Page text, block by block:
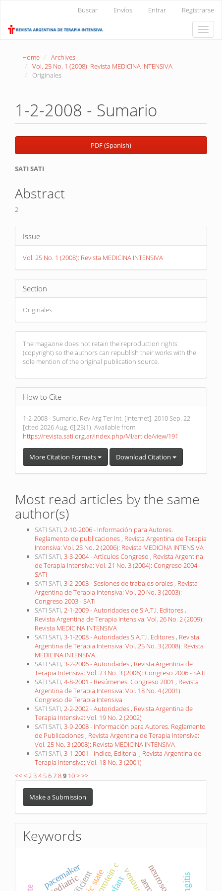
Content
Buscar Envíos Entrar Registrarse
Toggle
Home
Archives
Vol. 25 No. 1 (2008): Revista MEDICINA INTENSIVA
Originales
1-2-2008 - Sumario
Article
Sidebar
PDF (Spanish)
Main
Article
Content
SATI SATI
Abstract
2
Article
Details
Issue
Vol. 25 No. 1 (2008): Revista MEDICINA INTENSIVA
Section
Originales
The magazine does not retain the reproduction rights
(copyright) so the authors can republish their works with the
sole mention of the original publication source.
How to Cite
1-2-2008 - Sumario. Rev Arg Ter Int. [Internet]. 2010 Sep. 22
[cited 2026 Aug. 6];25(1). Available from:
https://revista.sati.org.ar/index.php/MI/article/view/191
More Citation Formats Download Citation
Most read articles by the same
author(s)
SATI SATI, 2-10-2006 - Información para Autores.
Reglamento de publicaciones , Revista Argentina de Terapia
Intensiva: Vol. 23 No. 2 (2006): Revista MEDICINA INTENSIVA
SATI SATI, 3-3-2004 - Artículos Congreso , Revista Argentina
de Terapia Intensiva: Vol. 21 No. 3 (2004): Congreso 2004 -
SATI
SATI SATI, 3-2-2003 - Sesiones de trabajos orales , Revista
Argentina de Terapia Intensiva: Vol. 20 No. 3 (2003):
Congreso 2003 - SATI
SATI SATI, 2-1-2009 - Autoridades de S.A.T.I. Editores ,
Revista Argentina de Terapia Intensiva: Vol. 26 No. 2 (2009):
Revista MEDICINA INTENSIVA
SATI SATI, 3-1-2008 - Autoridades S.A.T.I. Editores , Revista
Argentina de Terapia Intensiva: Vol. 25 No. 3 (2008): Revista
MEDICINA INTENSIVA
SATI SATI, 3-2-2006 - Autoridades , Revista Argentina de
Terapia Intensiva: Vol. 23 No. 3 (2006): Congreso 2006 - SATI
SATI SATI, 4-8-2001 - Resúmenes. Congreso 2001 , Revista
Argentina de Terapia Intensiva: Vol. 18 No. 4 (2001):
Congreso de Terapia Intensiva
SATI SATI, 2-2-2002 - Autoridades , Revista Argentina de
Terapia Intensiva: Vol. 19 No. 2 (2002)
SATI SATI, 3-9-2008 - Información para Autores. Reglamento
de Publicaciones , Revista Argentina de Terapia Intensiva:
Vol. 25 No. 3 (2008): Revista MEDICINA INTENSIVA
SATI SATI, 3-1-2001 - Indice, Editorial , Revista Argentina de
Terapia Intensiva: Vol. 18 No. 3 (2001)
<<< 2 34 56789 10>>>
Make
Submission
Make a Submission
Keywords
protein c
pediatric infant
pacemaker